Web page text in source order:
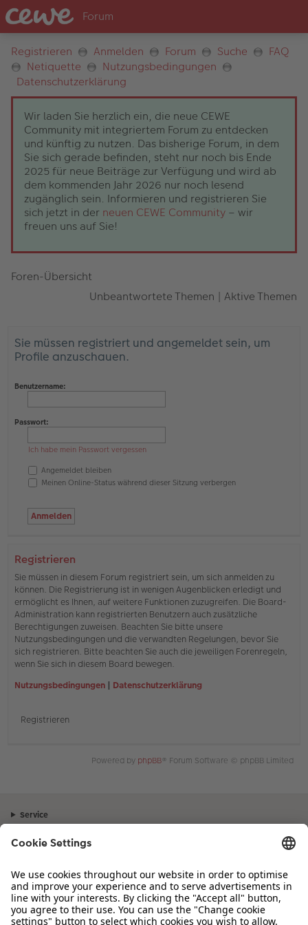
Registrieren Anmelden Forum Suche
FAQ
Netiquette
Nutzungsbedingungen
Datenschutzerklärung
Wir laden Sie herzlich ein, die neue CEWE
Community mit integriertem Forum zu entdecken
und künftig zu nutzen. Das bisherige Forum, in dem
Sie sich gerade befinden, steht nur noch bis Ende
2025 für neue Beiträge zur Verfügung und wird ab
dem kommenden Jahr 2026 nur noch lesend
zugänglich sein. Informieren und registrieren Sie
sich jetzt in der neuen CEWE Community – wir
freuen uns auf Sie!
Foren-Übersicht
Unbeantwortete Themen | Aktive Themen
Sie müssen registriert und angemeldet sein, um
Profile anzuschauen.
Benutzername:
Passwort:
Ich habe mein Passwort vergessen
Angemeldet bleiben
Meinen Online-Status während dieser Sitzung verbergen
Registrieren
Sie müssen in diesem Forum registriert sein, um sich anmelden zu
können. Die Registrierung ist in wenigen Augenblicken erledigt und
ermöglicht es Ihnen, auf weitere Funktionen zuzugreifen. Die Board-
Administration kann registrierten Benutzern auch zusätzliche
Berechtigungen zuweisen. Beachten Sie bitte unsere
Nutzungsbedingungen und die verwandten Regelungen, bevor Sie
sich registrieren. Bitte beachten Sie auch die jeweiligen Forenregeln,
wenn Sie sich in diesem Board bewegen.
Nutzungsbedingungen | Datenschutzerklärung
Registrieren
Powered by phpBB® Forum Software © phpBB Limited
Service
Sortiment